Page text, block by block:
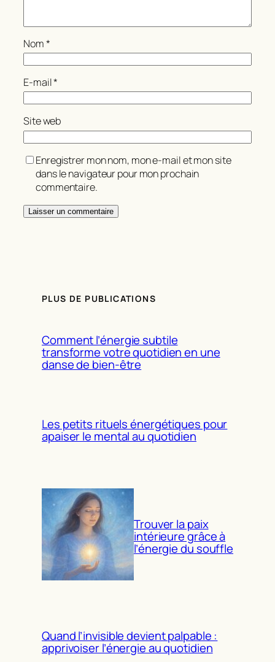
Nom*
E-mail*
Site web
Enregistrer mon nom, mon e-mail et mon site
dans le navigateur pour mon prochain
commentaire.
PLUS DE PUBLICATIONS
Comment l’énergie subtile
transforme votre quotidien en une
danse de bien-être
Les petits rituels énergétiques pour
apaiser le mental au quotidien
Trouver la paix
intérieure grâce à
l’énergie du souffle
Quand l’invisible devient palpable :
apprivoiser l’énergie au quotidien